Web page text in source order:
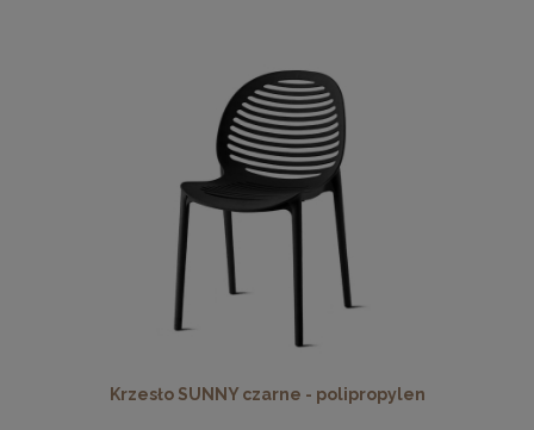
Krzesło SUNNY czarne - polipropylen